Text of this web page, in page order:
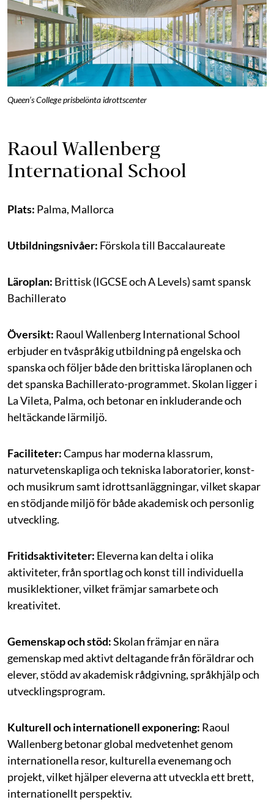
Queen’s College prisbelönta idrottscenter
Raoul Wallenberg
International School
Plats: Palma, Mallorca
Utbildningsnivåer: Förskola till Baccalaureate
Läroplan: Brittisk (IGCSE och A Levels) samt spansk
Bachillerato
Översikt: Raoul Wallenberg International School
erbjuder en tvåspråkig utbildning på engelska och
spanska och följer både den brittiska läroplanen och
det spanska Bachillerato-programmet. Skolan ligger i
La Vileta, Palma, och betonar en inkluderande och
heltäckande lärmiljö.
Faciliteter:Campus har moderna klassrum,
naturvetenskapliga och tekniska laboratorier, konst-
och musikrum samt idrottsanläggningar, vilket skapar
en stödjande miljö för både akademisk och personlig
utveckling.
Fritidsaktiviteter: Eleverna kan delta i olika
aktiviteter, från sportlag och konst till individuella
musiklektioner, vilket främjar samarbete och
kreativitet.
Gemenskap och stöd:Skolan främjar en nära
gemenskap med aktivt deltagande från föräldrar och
elever, stödd av akademisk rådgivning, språkhjälp och
utvecklingsprogram.
Kulturell och internationell exponering: Raoul
Wallenberg betonar global medvetenhet genom
internationella resor, kulturella evenemang och
projekt, vilket hjälper eleverna att utveckla ett brett,
internationellt perspektiv.